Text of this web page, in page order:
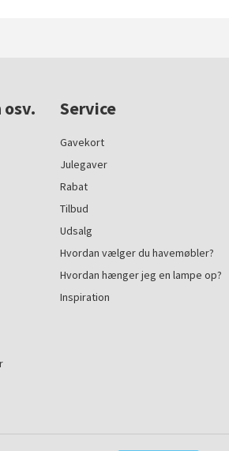
Service
Gavekort
Julegaver
Rabat
Tilbud
Udsalg
Hvordan vælger du havemøbler?
Hvordan hænger jeg en lampe op?
Inspiration